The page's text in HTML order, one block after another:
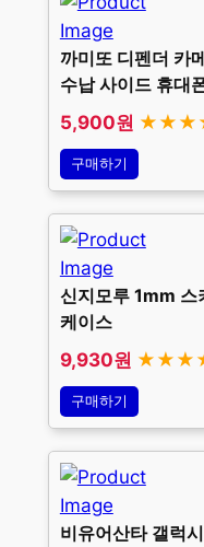
까미또 디펜더 카
수납 사이드 휴대
5,900원
구매하기
신지모루 1mm 스
케이스
9,930원
구매하기
비유어산타 갤럭